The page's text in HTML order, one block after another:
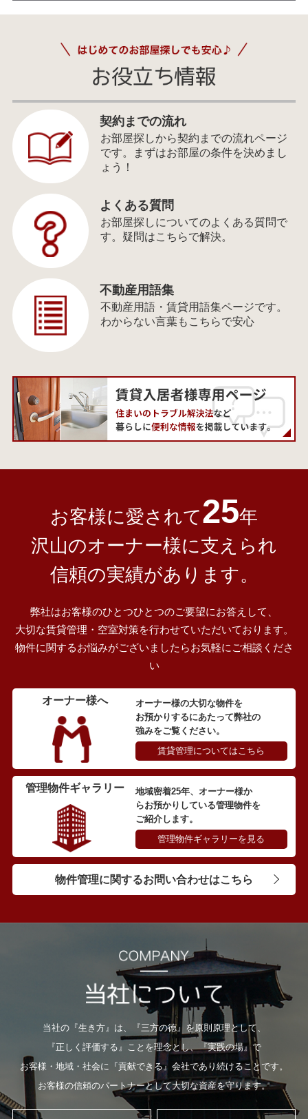
契約までの流れ
お部屋探しから契約までの流れページ
です。まずはお部屋の条件を決めまし
ょう！
よくある質問
お部屋探しについてのよくある質問で
す。疑問はこちらで解決。
不動産用語集
不動産用語・賃貸用語集ページです。
わからない言葉もこちらで安心
お客様に愛されて25年
沢山のオーナー様に支えられ
信頼の実績があります。
弊社はお客様のひとつひとつのご要望にお答えして、
大切な賃貸管理・空室対策を行わせていただいております。
物件に関するお悩みがございましたらお気軽にご相談くださ
い
オーナー様へ
オーナー様の大切な物件を
お預かりするにあたって弊社の
強みをご覧ください。
賃貸管理についてはこちら
管理物件ギャラリー
地域密着25年、オーナー様か
らお預かりしている管理物件を
ご紹介します。
管理物件ギャラリーを見る
物件管理に関するお問い合わせはこちら
当社の『生き方』は、『三方の徳』を原則原理として、
『正しく評価する』ことを理念とし、『実践の場』で
お客様・地域・社会に『貢献できる』会社であり続けることです。
お客様の信頼のパートナーとして大切な資産を守ります。